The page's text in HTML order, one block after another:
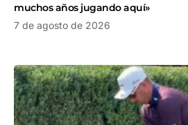
muchos años jugando aquí»
7 de agosto de 2026